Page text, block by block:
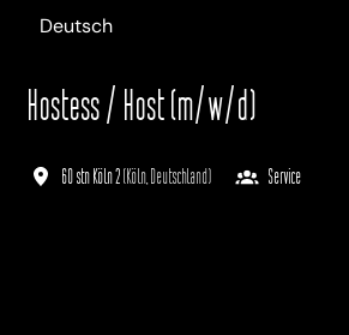
Deutsch
Hostess / Host (m/w/d)
60 stn Köln 2(Köln Deutschland) Service